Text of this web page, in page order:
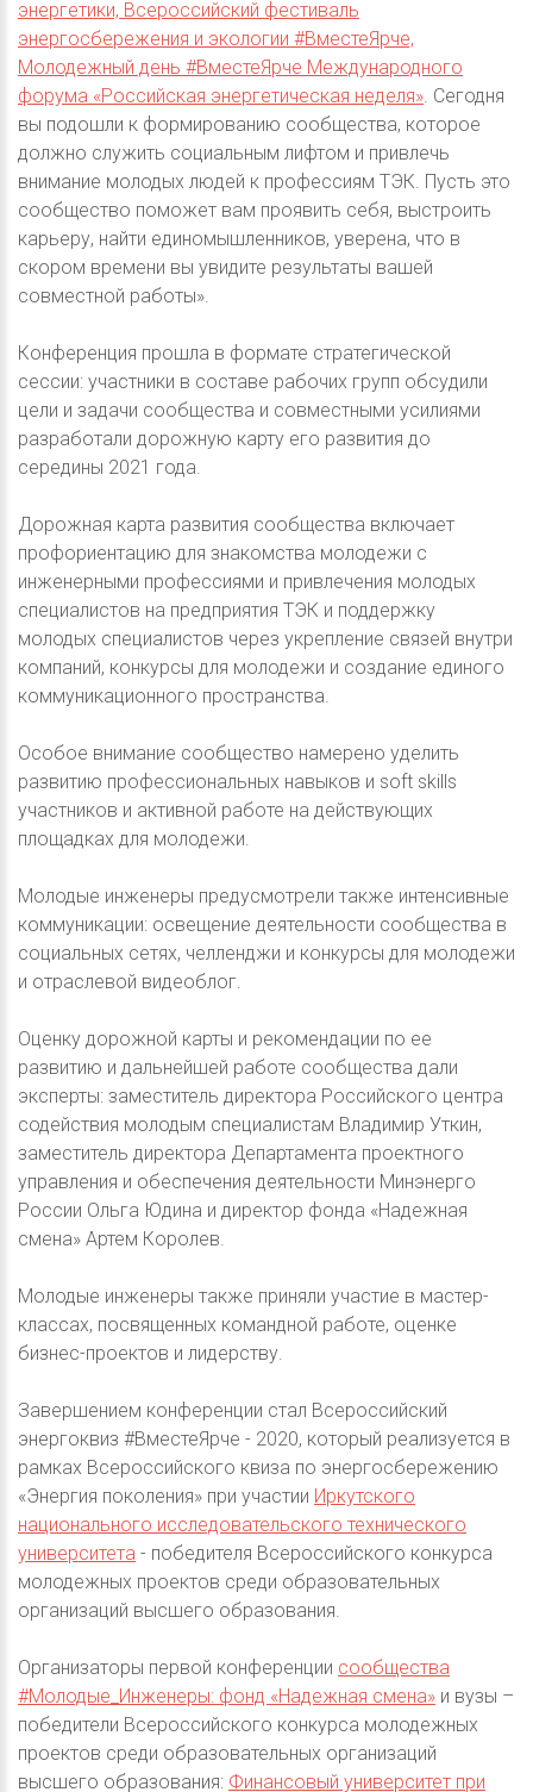
энергетики, Всероссийский фестиваль
энергосбережения и экологии #ВместеЯрче,
Молодежный день #ВместеЯрче Международного
форума «Российская энергетическая неделя». Сегодня
вы подошли к формированию сообщества, которое
должно служить социальным лифтом и привлечь
внимание молодых людей к профессиям ТЭК. Пусть это
сообщество поможет вам проявить себя, выстроить
карьеру, найти единомышленников, уверена, что в
скором времени вы увидите результаты вашей
совместной работы».
Конференция прошла в формате стратегической
сессии: участники в составе рабочих групп обсудили
цели и задачи сообщества и совместными усилиями
разработали дорожную карту его развития до
середины 2021 года.
Дорожная карта развития сообщества включает
профориентацию для знакомства молодежи с
инженерными профессиями и привлечения молодых
специалистов на предприятия ТЭК и поддержку
молодых специалистов через укрепление связей внутри
компаний, конкурсы для молодежи и создание единого
коммуникационного пространства.
Особое внимание сообщество намерено уделить
развитию профессиональных навыков и soft skills
участников и активной работе на действующих
площадках для молодежи.
Молодые инженеры предусмотрели также интенсивные
коммуникации: освещение деятельности сообщества в
социальных сетях, челленджи и конкурсы для молодежи
и отраслевой видеоблог.
Оценку дорожной карты и рекомендации по ее
развитию и дальнейшей работе сообщества дали
эксперты: заместитель директора Российского центра
содействия молодым специалистам Владимир Уткин,
заместитель директора Департамента проектного
управления и обеспечения деятельности Минэнерго
России Ольга Юдина и директор фонда «Надежная
смена» Артем Королев.
Молодые инженеры также приняли участие в мастер-
классах, посвященных командной работе, оценке
бизнес-проектов и лидерству.
Завершением конференции стал Всероссийский
энергоквиз #ВместеЯрче - 2020, который реализуется в
рамках Всероссийского квиза по энергосбережению
«Энергия поколения» при участии Иркутского
национального исследовательского технического
университета - победителя Всероссийского конкурса
молодежных проектов среди образовательных
организаций высшего образования.
Организаторы первой конференции сообщества
#Молодые_Инженеры: фонд «Надежная смена» и вузы –
победители Всероссийского конкурса молодежных
проектов среди образовательных организаций
высшего образования: Финансовый университет при